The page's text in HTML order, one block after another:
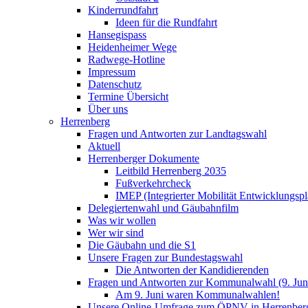
Kinderrundfahrt
Ideen für die Rundfahrt
Hansegispass
Heidenheimer Wege
Radwege-Hotline
Impressum
Datenschutz
Termine Übersicht
Über uns
Herrenberg
Fragen und Antworten zur Landtagswahl
Aktuell
Herrenberger Dokumente
Leitbild Herrenberg 2035
Fußverkehrcheck
IMEP (Integrierter Mobilität
Delegiertenwahl und Gäubahnfilm
Was wir wollen
Wer wir sind
Die Gäubahn und die S1
Unsere Fragen zur Bundestagswahl
Die Antworten der Kandidierenden
Fragen und Antworten zur Kommunalwahl (9.
Am 9. Juni waren Kommunalwahlen!